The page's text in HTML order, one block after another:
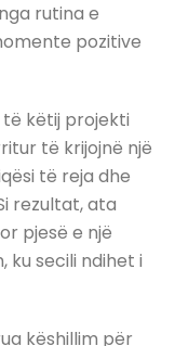
rutina e
pozitive
këtij projekti
të krijojnë një
të reja dhe
rezultat, ata
pjesë e një
ku secili ndihet i
këshillim për